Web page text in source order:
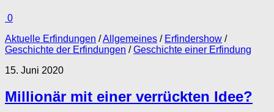
0
Aktuelle Erfindungen /Allgemeines / Erfindershow /
Geschichte der Erfindungen /Geschichte einer Erfindung
15. Juni 2020
Millionär mit einer verrückten Idee?